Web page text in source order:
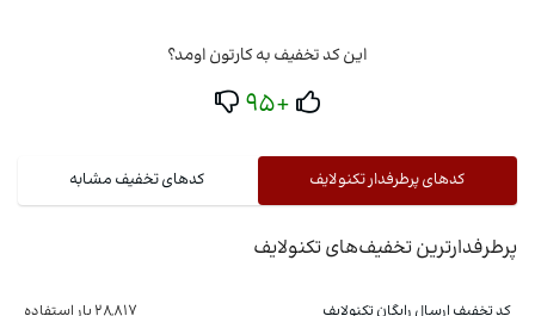
این کد تخفیف به کارتون اومد؟
+95
کدهای پرطرفدار تکنولایف کدهای تخفیف مشابه
پرطرفدارترین تخفیف‌های تکنولایف